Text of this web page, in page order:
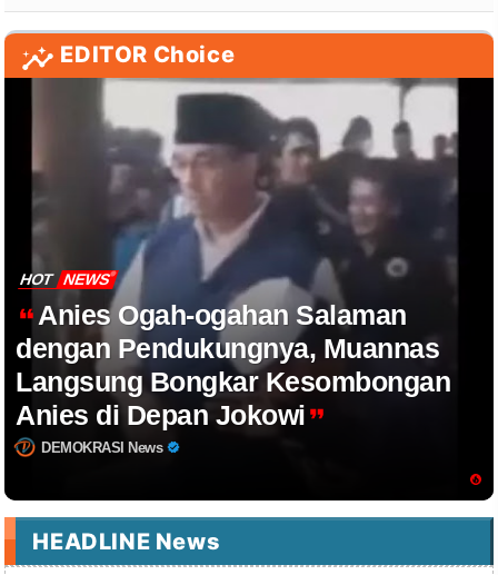
EDITOR Choice
HOT NEWS
Anies Ogah-ogahan Salaman
dengan Pendukungnya, Muannas
Langsung Bongkar Kesombongan
Anies di Depan Jokowi
DEMOKRASI News
HEADLINE News